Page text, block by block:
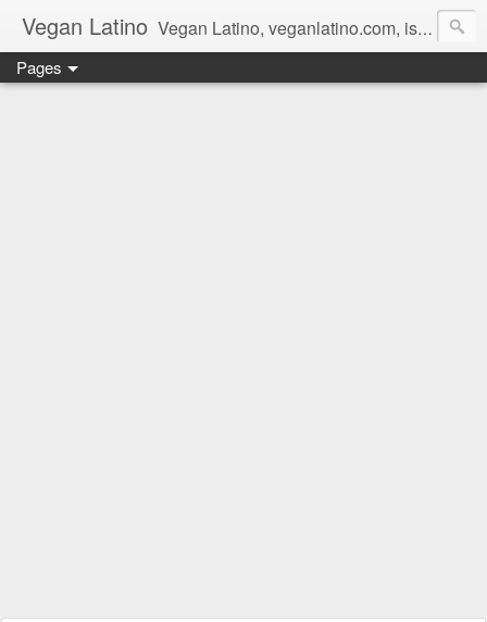
Vegan Latino Vegan Latino, veganlatino.com, is a vegan site offering information about the vegan lifestyle, plant base diet, healthy nutrition, vegan and gluten free, meat free, poultry free, dairy free, or fish free food products. Vegan Latino es un sitio vegano que ofrece información sobre el estilo de vida vegano, la dieta basada en plantas, la nutrición sana, vegana y libre de gluten, libre de carnes, libre de pollos, libre de lácteos, y libre de pescados.
Pages